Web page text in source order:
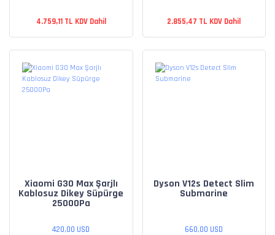
4.759,11 TL KDV Dahil 2.855,47 TL KDV Dahil
Xiaomi G30 Max Şarjlı
Kablosuz Dikey Süpürge
25000Pa
420,00 USD
Dyson V12s Detect Slim
Submarine
660,00 USD